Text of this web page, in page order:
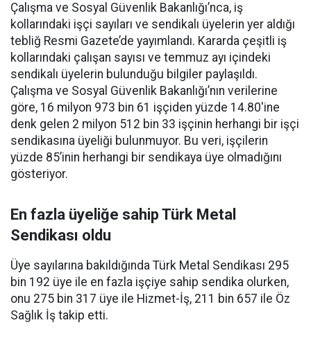
Çalışma ve Sosyal Güvenlik Bakanlığı’nca, iş
kollarındaki işçi sayıları ve sendikalı üyelerin yer aldığı
tebliğ Resmi Gazete’de yayımlandı. Kararda çeşitli iş
kollarındaki çalışan sayısı ve temmuz ayı içindeki
sendikalı üyelerin bulunduğu bilgiler paylaşıldı.
Çalışma ve Sosyal Güvenlik Bakanlığı’nın verilerine
göre, 16 milyon 973 bin 61 işçiden yüzde 14.80'ine
denk gelen 2 milyon 512 bin 33 işçinin herhangi bir işçi
sendikasına üyeliği bulunmuyor. Bu veri, işçilerin
yüzde 85’inin herhangi bir sendikaya üye olmadığını
gösteriyor.
En fazla üyeliğe sahip Türk Metal
Sendikası oldu
Üye sayılarına bakıldığında Türk Metal Sendikası 295
bin 192 üye ile en fazla işçiye sahip sendika olurken,
onu 275 bin 317 üye ile Hizmet-İş, 211 bin 657 ile Öz
Sağlık İş takip etti.